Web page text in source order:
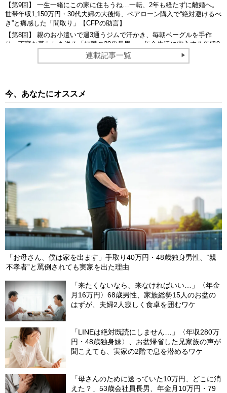
【第9回】 一生一緒にこの家に住もうね…一転、2年も経たずに離婚へ。
世帯年収1,150万円・30代夫婦の大後悔、ペアローン購入で“絶対避けるべ
き”と痛感した「間取り」【CFPの助言】
【第8回】 親のお小遣いで週3通うジムで汗かき、毎朝ベーグルを手作
り。丁寧な暮らしを送る「無職の30代長男」…年金生活に突入する年収9
00万円だった60代・元エリート会社員父の悲鳴【CFPの助言】
連載記事一覧
今、あなたにオススメ
「お母さん、僕は家を出ます」手取り40万円・48歳独身男性、“親
不孝者”と罵倒されても実家を出た理由
「来たくないなら、来なければいい…」〈年金
月16万円〉68歳男性、家族総勢15人のお盆の
はずが、夫婦2人寂しく食卓を囲むワケ
「LINEは絶対既読にしません…」〈年収280万
円・48歳独身妹〉、お盆帰省した兄家族の声が
聞こえても、実家の2階で息を潜めるワケ
「母さんのために送っていた10万円、どこに消
えた？」53歳会社員長男、年金月10万円・79